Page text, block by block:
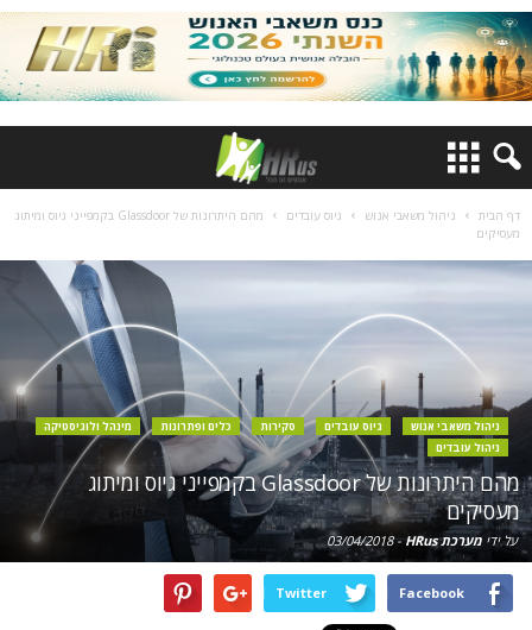
דף הבית ניהול משאבי אנוש גיוס עובדים
מהם היתרונות של Glassdoor בקמפייני גיוס ומיתוג
מעסיקים
ניהול משאבי אנוש גיוס עובדים סקירות כלים ופתרונות
מינהל ולוגיסטיקה
ניהול עובדים
מהם היתרונות של Glassdoor בקמפייני גיוס ומיתוג
מעסיקים
על ידי מערכת HRus -
03/04/2018
Facebook
Twitter